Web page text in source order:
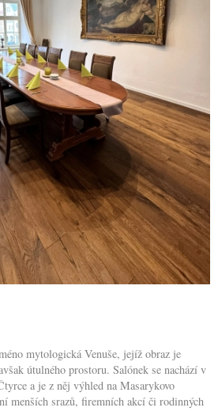
mytologická Venuše, jejíž obraz je
útulného prostoru. Salónek se nachází v
a je z něj výhled na Masarykovo
menších srazů, firemních akcí či rodinných